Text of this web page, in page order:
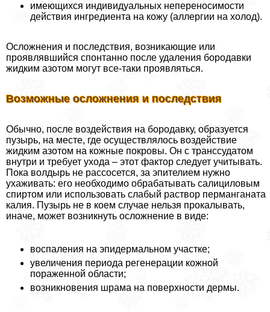
имеющихся индивидуальных непереносимости
действия ингредиента на кожу (аллергии на холод).
Осложнения и последствия, возникающие или
проявлявшийся спонтанно после удаления бородавки
жидким азотом могут все-таки проявляться.
Возможные осложнения и последствия
Обычно, после воздействия на бородавку, образуется
пузырь, на месте, где осуществлялось воздействие
жидким азотом на кожные покровы. Он с трaнcсудатом
внутри и требует ухода – этот фактор следует учитывать.
Пока волдырь не рассосется, за эпителием нужно
ухаживать: его необходимо обpaбатывать салициловым
спиртом или использовать слабый раствор перманганата
калия. Пузырь не в коем случае нельзя прокалывать,
иначе, может возникнуть осложнение в виде:
воспаления на эпидермальном участке;
увеличения периода регенерации кожной
пораженной области;
возникновения шрама на поверхности дермы.